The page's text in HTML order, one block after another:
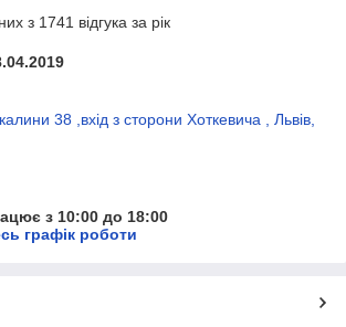
з 1741 відгука за рік
38 ,вхід з сторони Хоткевича , Львів,
з 10:00 до 18:00
графік роботи